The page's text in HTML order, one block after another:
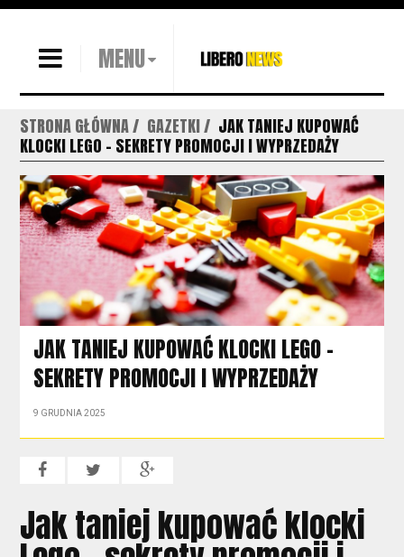
MENU
STRONA GŁÓWNA GAZETKI
JAK TANIEJ KUPOWAĆ
KLOCKI LEGO – SEKRETY PROMOCJI I WYPRZEDAŻY
JAK TANIEJ KUPOWAĆ KLOCKI LEGO –
SEKRETY PROMOCJI I WYPRZEDAŻY
9 GRUDNIA 2025
Jak taniej kupować klocki